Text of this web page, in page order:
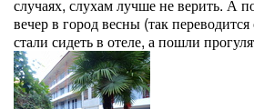
случаях, слухам лучше не верить. А
вечер в город весны (так
стали сидеть в отеле, а пошли